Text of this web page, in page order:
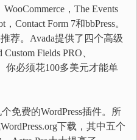
WooCommerce，The Events
Contact Form 7和bbPress。
荐。Avada提供了四个高级
Fields PRO、
你必须花100多美元才能单
免费的WordPress插件。所
下载，其中五个